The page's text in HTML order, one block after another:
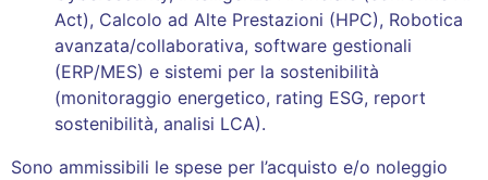
Act), Calcolo ad Alte Prestazioni (HPC), Robotica
avanzata/collaborativa, software gestionali
(ERP/MES) e sistemi per la sostenibilità
(monitoraggio energetico, rating ESG, report
sostenibilità, analisi LCA).
Sono ammissibili le spese per l’acquisto e/o noleggio